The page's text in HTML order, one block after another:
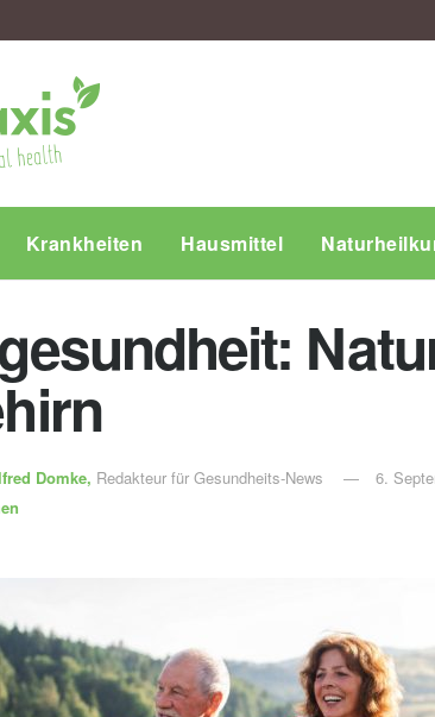
Krankheiten Hausmittel
Domke, Redakteur für Gesundheits-News
6.